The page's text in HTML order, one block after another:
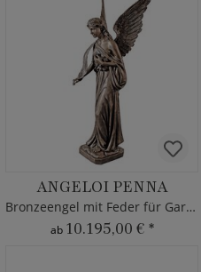
ANGELOI PENNA
Bronzeengel mit Feder für Garten
ab 10.195,00 € *